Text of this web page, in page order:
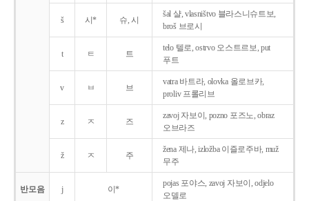
š 시* 슈, 시
šal 샬, vlasništvo 블라스니슈트보,
broš 브로시
t ㅌ 트
telo 텔로, ostrvo 오스트르보, put
푸트
v ㅂ 브
vatra 바트라, olovka 올로브카,
proliv 프롤리브
z ㅈ 즈
zavoj 자보이, pozno 포즈노, obraz
오브라즈
ž ㅈ 주
žena 제나, izložba 이즐로주바, muž
무주
반모음 j 이*
pojas 포야스, zavoj 자보이, odjelo
오델로